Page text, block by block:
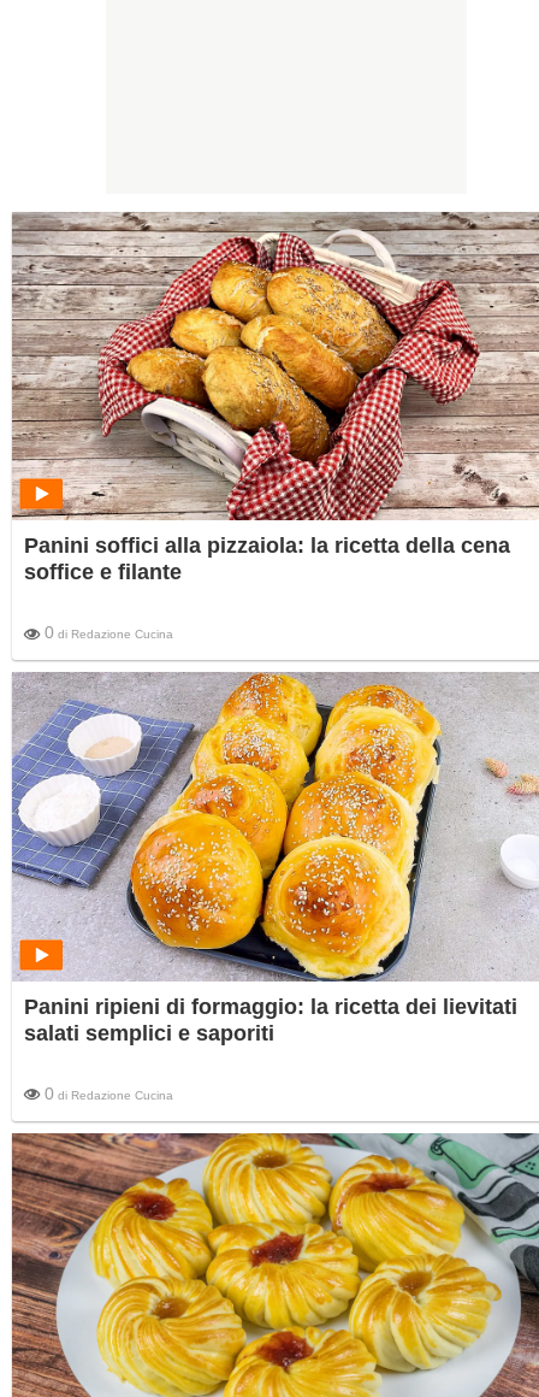
Panini soffici alla pizzaiola: la ricetta della cena
soffice e filante
0 di Redazione Cucina
Panini ripieni di formaggio: la ricetta dei lievitati
salati semplici e saporiti
0 di Redazione Cucina